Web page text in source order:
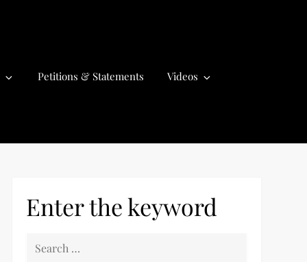
Petitions & Statements Videos
Enter the keyword